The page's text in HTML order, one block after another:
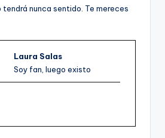
nunca sentido. Te mereces
Laura Salas
Soy fan, luego existo